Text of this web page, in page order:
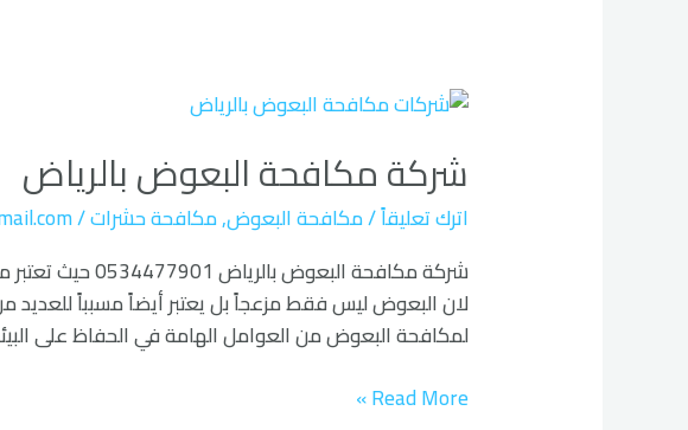
شركة مكافحة البعوض بالرياض
اترك تعليقاً/مكافحة البعوض,مكافحة حشرات/
شركة مكافحة
لان البعوض ليس فقط مزعجاً بل يعتبر أيضاً مسبباً للعديد
لمكافحة البعوض من العوامل الهامة في الحفاظ على
شركة
البعوض
بالرياض
Read More »